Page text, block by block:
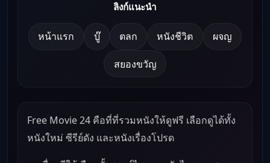
ลิงก์แนะนำ
หน้าแรก บู๊ ตลก หนังชีวิต ผจญ
สยองขวัญ
Free Movie 24 คือที่ที่รวมหนังให้ดูฟรี เลือกดูได้ทั้ง
หนังใหม่ ซีรีย์ดัง และหนังเรื่องโปรด